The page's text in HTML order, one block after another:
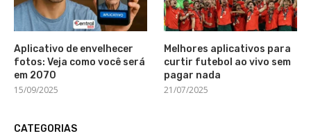
Aplicativo de envelhecer
fotos: Veja como você será
em 2070
15/09/2025
Melhores aplicativos para
curtir futebol ao vivo sem
pagar nada
21/07/2025
CATEGORIAS